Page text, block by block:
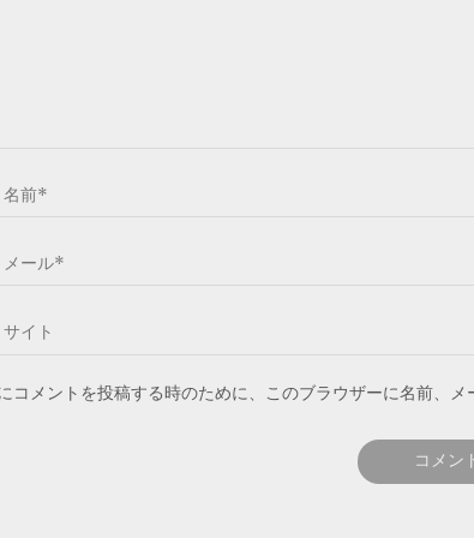
コメントを投稿する時のために、このブラウザーに名前、メ